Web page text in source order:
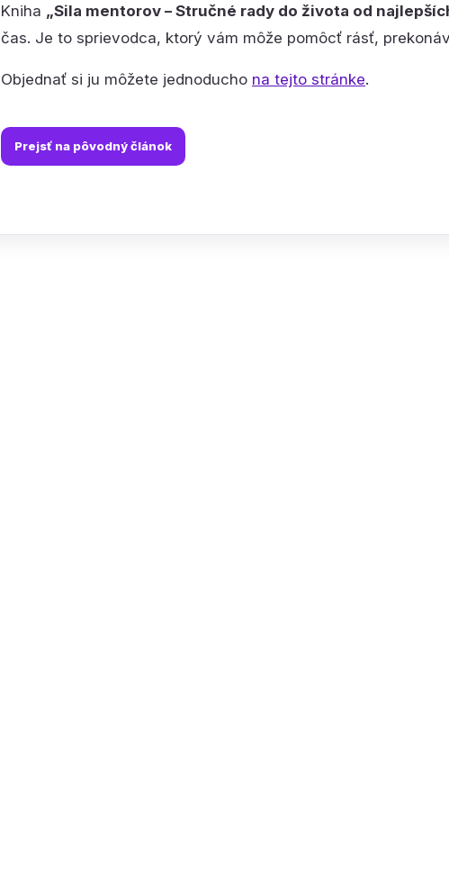
Kniha „Sila mentorov – Stručné rady do života od
čas. Je to sprievodca, ktorý vám môže pomôcť rásť,
Objednať si ju môžete jednoducho na tejto stránke.
Prejsť na pôvodný článok